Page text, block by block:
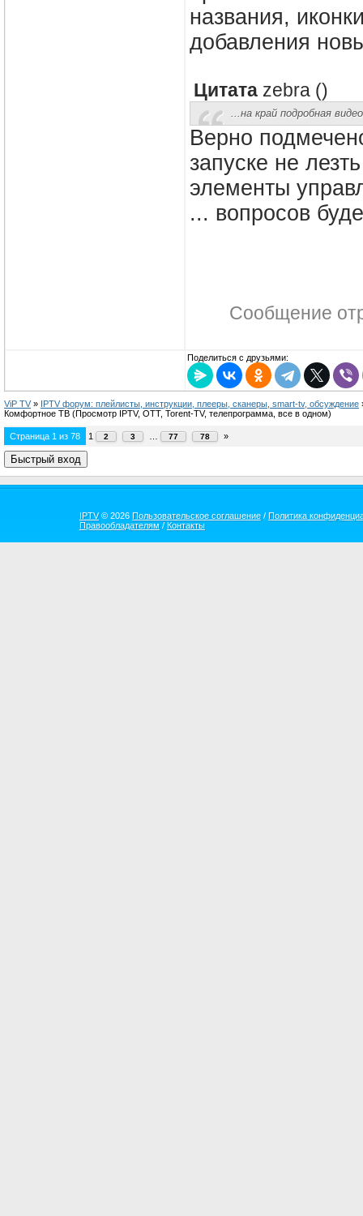
названия,
добавления
Цитата zebra ()
...на край подробная
Верно
запуске не
элементы
... вопросов
Сообщение
Поделиться с друзьями:
ViP TV » IPTV форум: плейлисты, инструкции, плееры, сканеры, smart-tv, обсуждение
Комфортное ТВ (Просмотр IPTV, OTT, Torent-TV, телепрограмма, все в одном)
Страница 1 из 78 1 2 3 77 78 »
IPTV© 2026 Пользовательское соглашение / Политика
Правообладателям / Контакты